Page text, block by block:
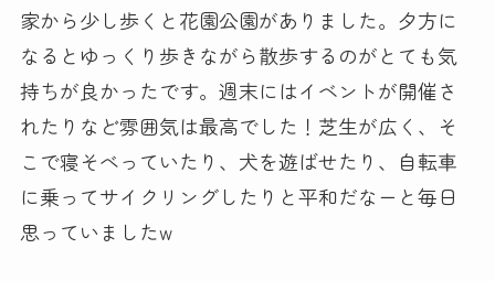
家から少し歩くと花園公園がありました。夕方に
なるとゆっくり歩きながら散歩するのがとても気
持ちが良かったです。週末にはイベントが開催さ
れたりなど雰囲気は最高でした！芝生が広く、そ
こで寝そべっていたり、犬を遊ばせたり、自転車
に乗ってサイクリングしたりと平和だなーと毎日
思っていましたw